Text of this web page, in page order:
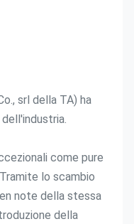
srl della TA) ha
come pure
lo scambio
note della stessa
della